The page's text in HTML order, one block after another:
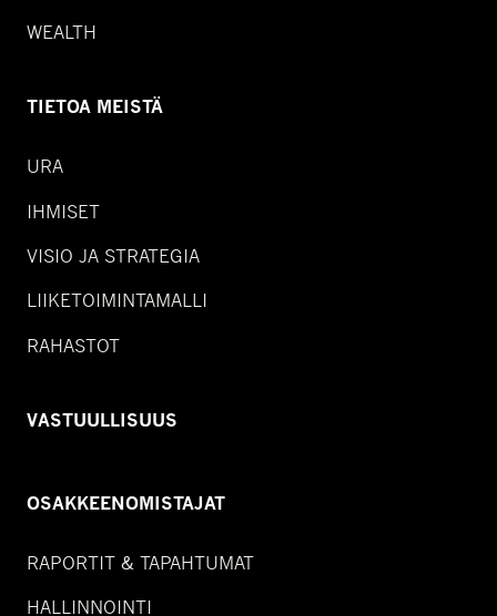
WEALTH
TIETOA MEISTÄ
URA
IHMISET
VISIO JA STRATEGIA
LIIKETOIMINTAMALLI
RAHASTOT
VASTUULLISUUS
OSAKKEENOMISTAJAT
RAPORTIT & TAPAHTUMAT
HALLINNOINTI